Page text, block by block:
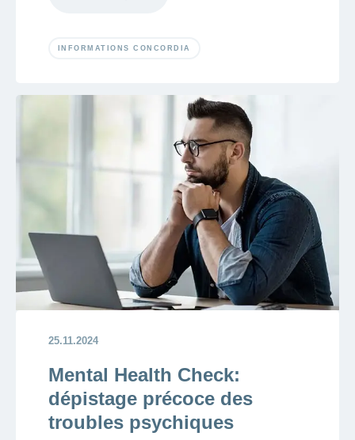
INFORMATIONS CONCORDIA
25.11.2024
Mental Health Check:
dépistage précoce des
troubles psychiques